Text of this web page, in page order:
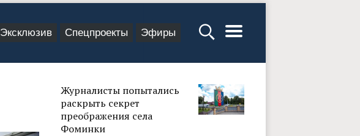
Эксклюзив Спецпроекты Эфиры
Журналисты попытались
раскрыть секрет
преображения села
Фоминки